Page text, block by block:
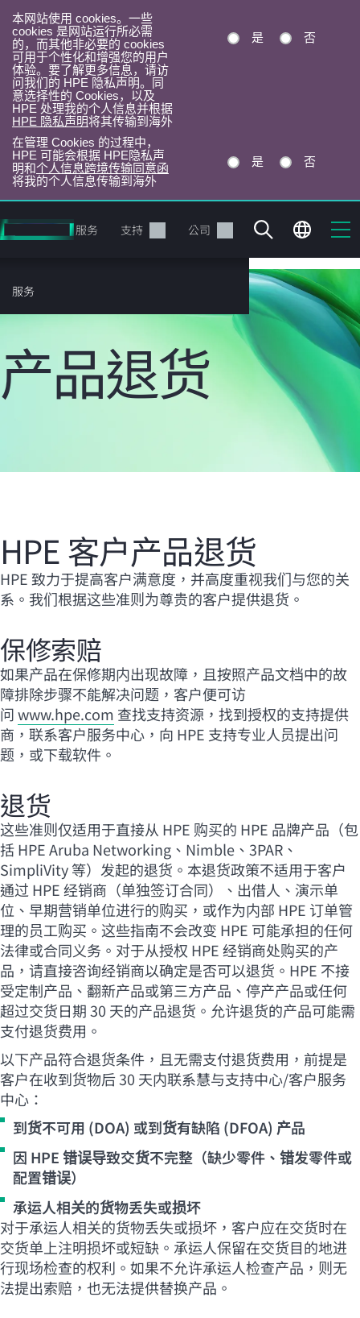
本网站使用 cookies。一些
cookies 是网站运行所必需
的，而其他非必要的 cookies
可用于个性化和增强您的用户
体验。要了解更多信息，请访
问我们的 HPE 隐私声明。同
意选择性的 Cookies，以及
HPE 处理我的个人信息并根据
HPE 隐私声明将其传输到海外
是 否
在管理 Cookies 的过程中，
HPE 可能会根据 HPE隐私声
明和个人信息跨境传输同意函
将我的个人信息传输到海外
是 否
转
到
目
录
服务 支持 公司
服务
您的购物车目前是空的
前往 HPE 商店浏览、配置和订购。
产品退货
HPE 客户产品退货
HPE 致力于提高客户满意度，并高度重视我们与您的关
系。我们根据这些准则为尊贵的客户提供退货。
保修索赔
如果产品在保修期内出现故障，且按照产品文档中的故
障排除步骤不能解决问题，客户便可访
问www.hpe.com 查找支持资源，找到授权的支持提供
商，联系客户服务中心，向 HPE 支持专业人员提出问
题，或下载软件。
退货
这些准则仅适用于直接从 HPE 购买的 HPE 品牌产品（包
括 HPE Aruba Networking、Nimble、3PAR、
SimpliVity 等）发起的退货。本退货政策不适用于客户
通过 HPE 经销商（单独签订合同）、出借人、演示单
位、早期营销单位进行的购买，或作为内部 HPE 订单管
理的员工购买。这些指南不会改变 HPE 可能承担的任何
法律或合同义务。对于从授权 HPE 经销商处购买的产
品，请直接咨询经销商以确定是否可以退货。HPE 不接
受定制产品、翻新产品或第三方产品、停产产品或任何
超过交货日期 30 天的产品退货。允许退货的产品可能需
支付退货费用。
以下产品符合退货条件，且无需支付退货费用，前提是
客户在收到货物后 30 天内联系慧与支持中心/客户服务
中心：
到货不可用 (DOA) 或到货有缺陷 (DFOA) 产品
因 HPE 错误导致交货不完整（缺少零件、错发零件或
配置错误）
承运人相关的货物丢失或损坏
对于承运人相关的货物丢失或损坏，客户应在交货时在
交货单上注明损坏或短缺。承运人保留在交货目的地进
行现场检查的权利。如果不允许承运人检查产品，则无
法提出索赔，也无法提供替换产品。